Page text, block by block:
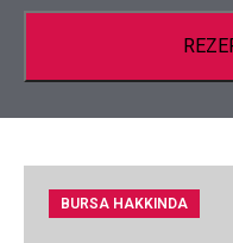
Düğün - Davet
BURSA HAKKINDA